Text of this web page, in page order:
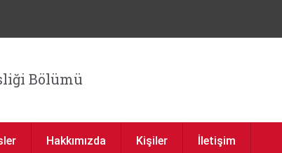
Bölümü
Hakkımızda Kişiler İletişim